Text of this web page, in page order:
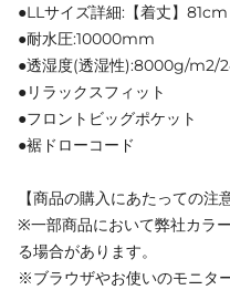
●LLサイズ詳細:【着丈】
●耐水圧:10000mm
●透湿度(透湿性):8000g/m2/
●リラックスフィット
●フロントビッグポケット
●裾ドローコード
【商品の購入にあたっての注
※一部商品において弊社カラ
る場合があります。
※ブラウザやお使いのモニタ